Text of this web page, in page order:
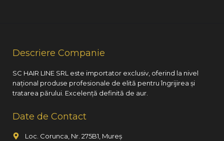
Descriere Companie
SC HAIR LINE SRL este importator exclusiv, oferind la nivel
național produse profesionale de elită pentru îngrijirea și
tratarea părului. Excelență definită de aur.
Date de Contact
Loc. Corunca, Nr. 275B1, Mureș